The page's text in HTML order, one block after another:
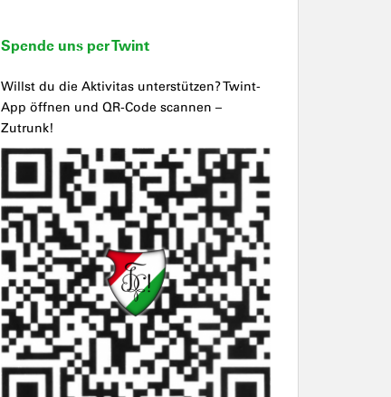
Spende uns per Twint
Willst du die Aktivitas unterstützen? Twint-
App öffnen und QR-Code scannen –
Zutrunk!